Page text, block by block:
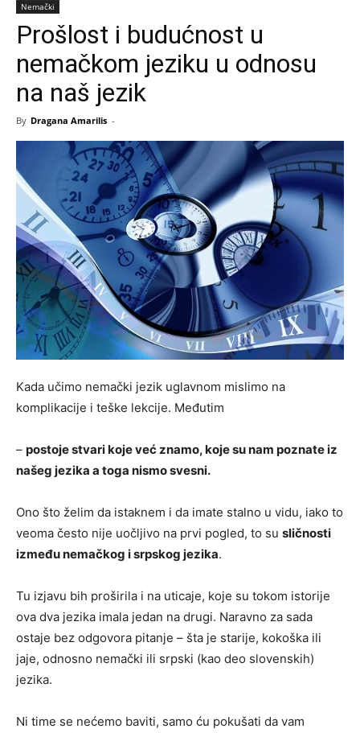
Nemački
Prošlost i budućnost u
nemačkom jeziku u odnosu
na naš jezik
By Dragana Amarilis -
Kada učimo nemački jezik uglavnom mislimo na
komplikacije i teške lekcije. Međutim
– postoje stvari koje već znamo, koje su nam poznate iz
našeg jezika a toga nismo svesni.
Ono što želim da istaknem i da imate stalno u vidu, iako to
veoma često nije uočljivo na prvi pogled, to su sličnosti
između nemačkog i srpskog jezika.
Tu izjavu bih proširila i na uticaje, koje su tokom istorije
ova dva jezika imala jedan na drugi. Naravno za sada
ostaje bez odgovora pitanje – šta je starije, kokoška ili
jaje, odnosno nemački ili srpski (kao deo slovenskih)
jezika.
Ni time se nećemo baviti, samo ću pokušati da vam